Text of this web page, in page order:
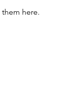
here.